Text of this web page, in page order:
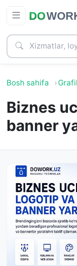
Bosh sahifa
Biznes
banner